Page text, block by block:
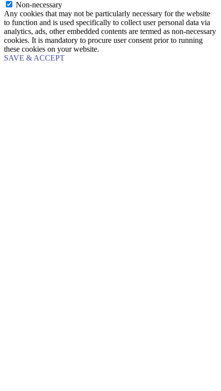
Non-necessary
Any cookies that may not be particularly necessary for the website
to function and is used specifically to collect user personal data via
analytics, ads, other embedded contents are termed as non-necessary
cookies. It is mandatory to procure user consent prior to running
these cookies on your website.
SAVE & ACCEPT